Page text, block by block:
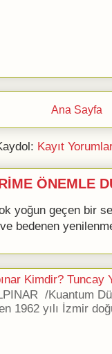
Ana Sayfa
Kayıt
ÖNEMLE
yoğun geçen bir
bedenen
Kimdir? Tuncay
/Kuantum
1962 yılı İzmir